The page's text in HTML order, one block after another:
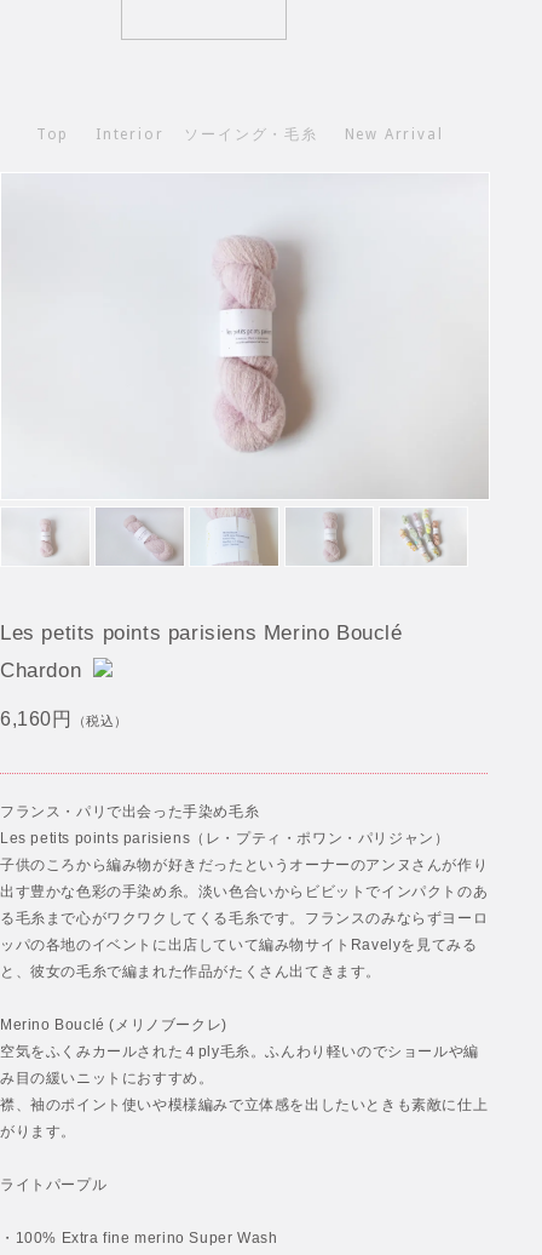
Top Interior ソーイング・毛糸 New Arrival
Les petits points parisiens Merino Bouclé
Chardon
6,160円 （税込）
フランス・パリで出会った手染め毛糸
Les petits points parisiens（レ・プティ・ポワン・パリジャン）
子供のころから編み物が好きだったというオーナーのアンヌさんが作り
出す豊かな色彩の手染め糸。淡い色合いからビビットでインパクトのあ
る毛糸まで心がワクワクしてくる毛糸です。フランスのみならずヨーロ
ッパの各地のイベントに出店していて編み物サイトRavelyを見てみる
と、彼女の毛糸で編まれた作品がたくさん出てきます。
Merino Bouclé (メリノブークレ)
空気をふくみカールされた４ply毛糸。ふんわり軽いのでショールや編
み目の緩いニットにおすすめ。
襟、袖のポイント使いや模様編みで立体感を出したいときも素敵に仕上
がります。
ライトパープル
・100% Extra fine merino Super Wash